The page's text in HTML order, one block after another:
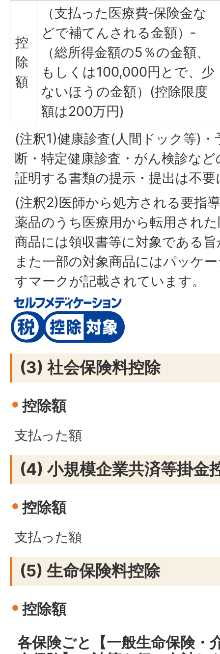
控
除
額
（支払った医療費‐保険金な
どで補てんされる金額）‐
（総所得金額の5％の金額、
もしくは100,000円とで、少
ないほうの金額）(控除限度
額は200万円)
(注釈1)健康診査(人間ドック等)
断・特定健康診査・がん検診な
証明する書類の提示・提出は不
(注釈2)医師から処方される要指
薬品のうち医療用から転用され
商品には領収書等に対象である
また一部の対象商品にはパッケ
すマークが記載されています。
(3) 社会保険料控除
控除額
支払った額
(4) 小規模企業共済等掛金
控除額
支払った額
(5) 生命保険料控除
控除額
各保険ごと【一般生命保険・